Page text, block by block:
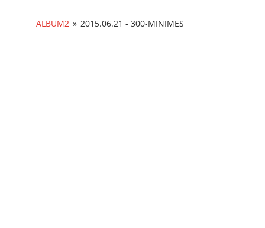
ALBUM2 » 2015.06.21 - 300-MINIMES